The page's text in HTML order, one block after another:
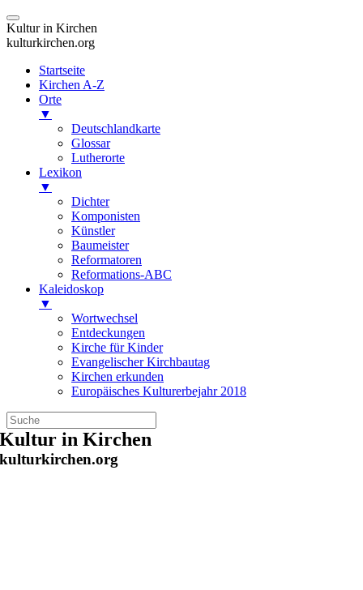
Kultur in Kirchen
kulturkirchen.org
Startseite
Kirchen A-Z
Orte
▼
Deutschlandkarte
Glossar
Lutherorte
Lexikon
▼
Dichter
Komponisten
Künstler
Baumeister
Reformatoren
Reformations-ABC
Kaleidoskop
▼
Wortwechsel
Entdeckungen
Kirche für Kinder
Evangelischer Kirchbautag
Kirchen erkunden
Europäisches Kulturerbejahr 2018
Zum
Inhalt
springen
Kultur in Kirchen
kulturkirchen.org